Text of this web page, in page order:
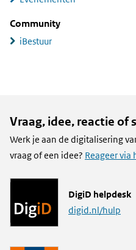
Community
iBestuur
Vraag, idee, reactie of
Werk je aan de digitalisering
vraag of een idee? Reageer
L
i
DigiD helpdesk
digid.nl/hulp